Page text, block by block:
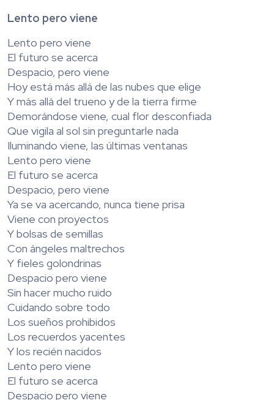
Lento pero viene
Lento pero viene
El futuro se acerca
Despacio, pero viene
Hoy está más allá de las nubes que elige
Y más allá del trueno y de la tierra firme
Demorándose viene, cual flor desconfiada
Que vigila al sol sin preguntarle nada
Iluminando viene, las últimas ventanas
Lento pero viene
El futuro se acerca
Despacio, pero viene
Ya se va acercando, nunca tiene prisa
Viene con proyectos
Y bolsas de semillas
Con ángeles maltrechos
Y fieles golondrinas
Despacio pero viene
Sin hacer mucho ruido
Cuidando sobre todo
Los sueños prohibidos
Los recuerdos yacentes
Y los recién nacidos
Lento pero viene
El futuro se acerca
Despacio pero viene